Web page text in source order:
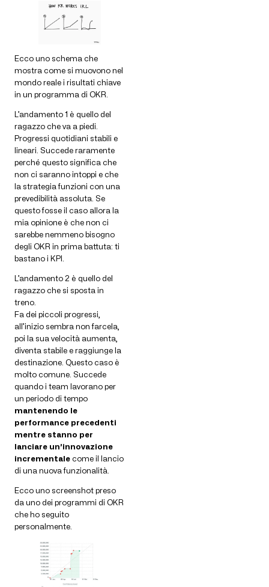
Ecco uno schema che
mostra come si muovono nel
mondo reale i risultati chiave
in un programma di OKR.
L’andamento 1 è quello del
ragazzo che va a piedi.
Progressi quotidiani stabili e
lineari. Succede raramente
perché questo significa che
non ci saranno intoppi e che
la strategia funzioni con una
prevedibilità assoluta. Se
questo fosse il caso allora la
mia opinione è che non ci
sarebbe nemmeno bisogno
degli OKR in prima battuta: ti
bastano i KPI.
L’andamento 2 è quello del
ragazzo che si sposta in
treno.
Fa dei piccoli progressi,
all’inizio sembra non farcela,
poi la sua velocità aumenta,
diventa stabile e raggiunge la
destinazione. Questo caso è
molto comune. Succede
quando i team lavorano per
un periodo di tempo
mantenendo le
performance precedenti
mentre stanno per
lanciare un’innovazione
incrementale come il lancio
di una nuova funzionalità.
Ecco uno screenshot preso
da uno dei programmi di OKR
che ho seguito
personalmente.